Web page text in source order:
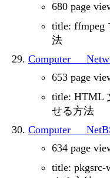
680 page
title: ffmpeg
法
653 page
title: HTML
せる方法
634 page
title: